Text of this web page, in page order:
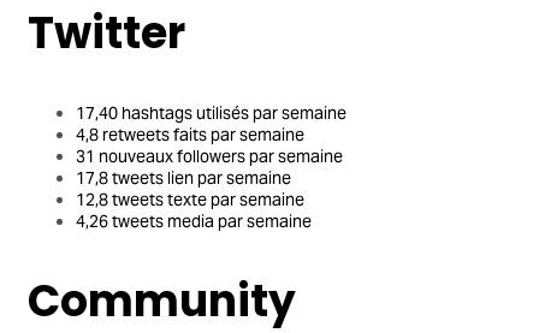
Twitter
17,40 hashtags utilisés par semaine
4,8 retweets faits par semaine
31 nouveaux followers par semaine
17,8 tweets lien par semaine
12,8 tweets texte par semaine
4,26 tweets media par semaine
Community